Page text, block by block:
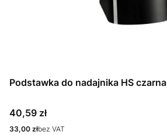
Podstawka do nadajnika HS czarna
Cena
40,59 zł
Cena
33,00 złbez VAT